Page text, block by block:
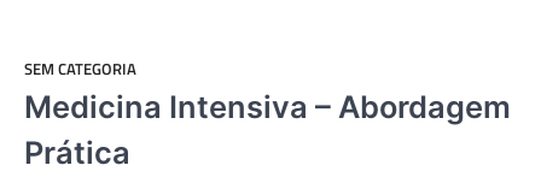
SEM CATEGORIA
Medicina Intensiva – Abordagem
Prática